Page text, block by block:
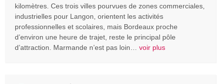
kilomètres. Ces trois villes pourvues de zones commerciales,
industrielles pour Langon, orientent les activités
professionnelles et scolaires, mais Bordeaux proche
d’environ une heure de trajet, reste le principal pôle
d’attraction. Marmande n’est pas loin… voir plus